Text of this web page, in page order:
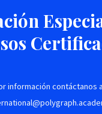
información contáctanos